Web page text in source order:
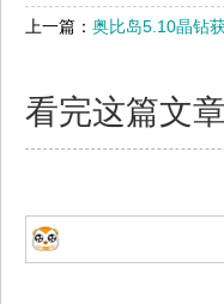
上一篇： 奥比岛5.10晶钻
看完这篇文